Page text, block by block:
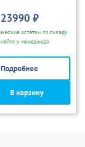
23990 ₽
остатки по складу
у менеджера
Подробнее
В корзину